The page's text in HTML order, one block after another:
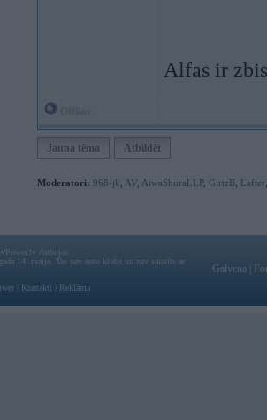
Alfas ir zbis
Jauna tēma Atbildēt
Moderatori: 968-jk AV AiwaShuraLLP, GirtzB Lafter
darbojas
14. maija. Tas nav auto klubs un nav saistīts ar
Kontakti Reklāma
Galvena